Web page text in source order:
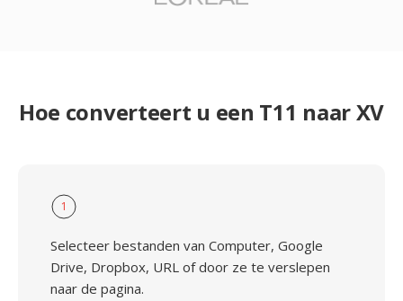
Hoe converteert u een T11 naar XV
1
Selecteer bestanden van Computer, Google
Drive, Dropbox, URL of door ze te verslepen
naar de pagina.